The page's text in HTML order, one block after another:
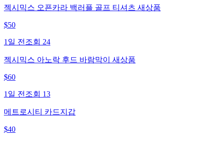
젝시믹스 오픈카라 백러플 골프 티셔츠 새상품
$50
1일 전 조회 24
젝시믹스 아노락 후드 바람막이 새상품
$60
1일 전 조회 13
메트로시티 카드지갑
$40